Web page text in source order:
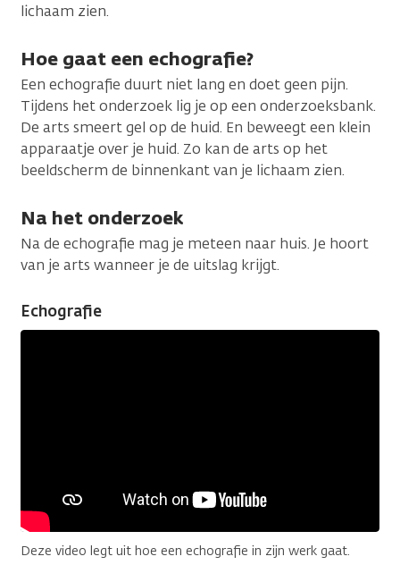
lichaam zien.
Hoe gaat een echografie?
Een echografie duurt niet lang en doet geen pijn.
Tijdens het onderzoek lig je op een onderzoeksbank.
De arts smeert gel op de huid. En beweegt een klein
apparaatje over je huid. Zo kan de arts op het
beeldscherm de binnenkant van je lichaam zien.
Na het onderzoek
Na de echografie mag je meteen naar huis. Je hoort
van je arts wanneer je de uitslag krijgt.
Echografie
Deze video legt uit hoe een echografie in zijn werk gaat.